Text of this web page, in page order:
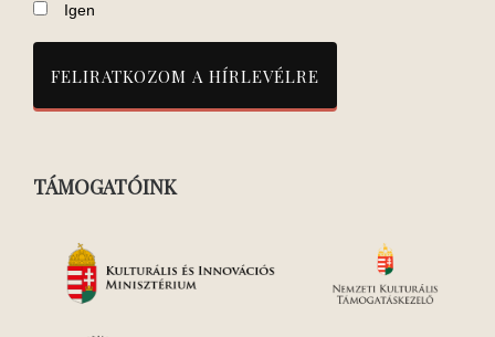
Igen
TÁMOGATÓINK